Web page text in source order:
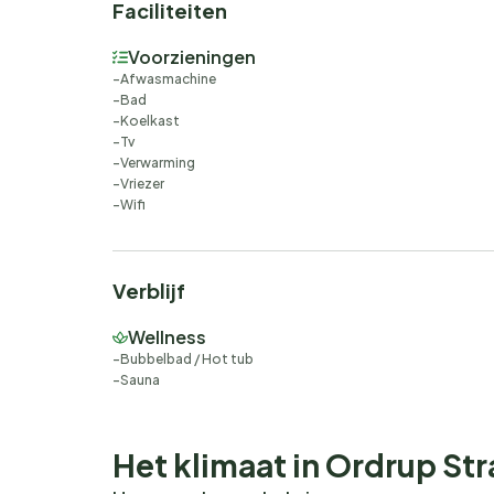
Faciliteiten
Voorzieningen
Afwasmachine
Bad
Koelkast
Tv
Verwarming
Vriezer
Wifi
Verblijf
Wellness
Bubbelbad / Hot tub
Sauna
Het klimaat in Ordrup